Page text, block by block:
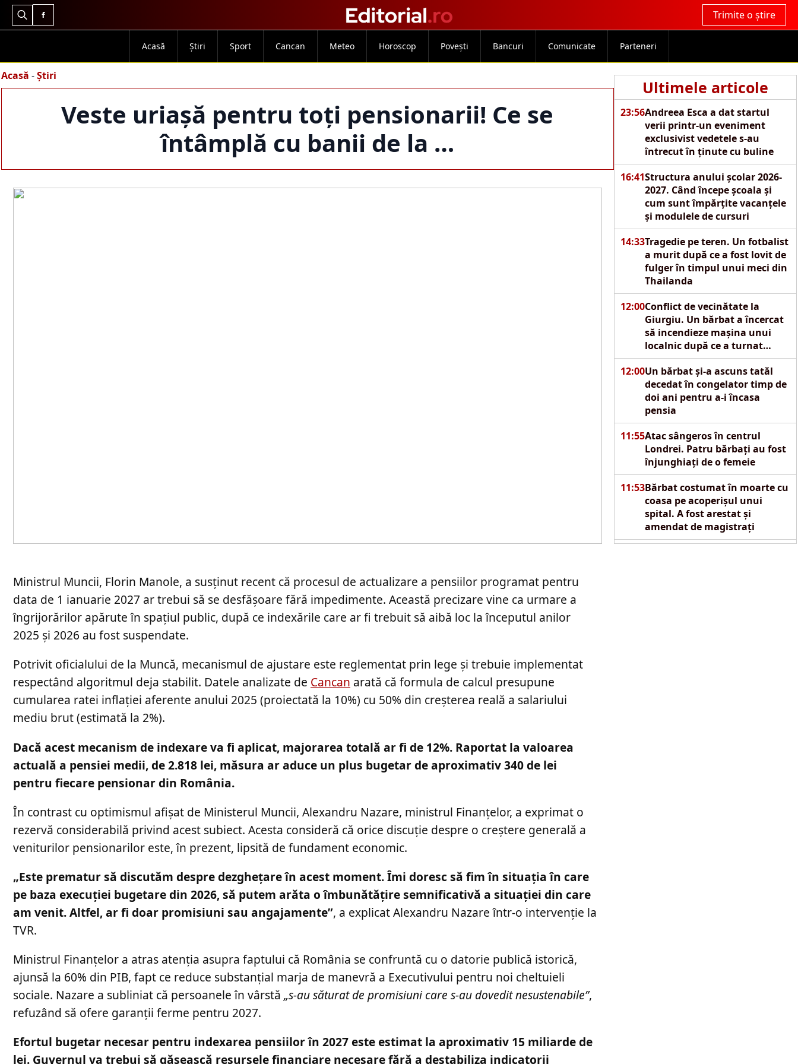
Search
Trimite o știre
Acasă Știri Sport Cancan Meteo Horoscop Povești Bancuri Comunicate Parteneri
Acasă -Știri
Veste uriașă pentru toți pensionarii! Ce se
întâmplă cu banii de la …
Ultimele articole
23:56Andreea Esca a dat startul
verii printr-un eveniment
exclusivist vedetele s-au
întrecut în ținute cu buline
16:41Structura anului școlar 2026-
2027. Când începe școala și
cum sunt împărțite vacanțele
și modulele de cursuri
14:33Tragedie pe teren. Un fotbalist
a murit după ce a fost lovit de
fulger în timpul unui meci din
Thailanda
12:00Conflict de vecinătate la
Giurgiu. Un bărbat a încercat
să incendieze mașina unui
localnic după ce a turnat
motorină pe autoturism
12:00Un bărbat și-a ascuns tatăl
decedat în congelator timp de
doi ani pentru a-i încasa
pensia
11:55Atac sângeros în centrul
Londrei. Patru bărbați au fost
înjunghiați de o femeie
11:53Bărbat costumat în moarte cu
coasa pe acoperișul unui
spital. A fost arestat și
amendat de magistrați
Ministrul Muncii, Florin Manole, a susținut recent că procesul de actualizare a pensiilor programat pentru
data de 1 ianuarie 2027 ar trebui să se desfășoare fără impedimente. Această precizare vine ca urmare a
îngrijorărilor apărute în spațiul public, după ce indexările care ar fi trebuit să aibă loc la începutul anilor
2025 și 2026 au fost suspendate.
Potrivit oficialului de la Muncă, mecanismul de ajustare este reglementat prin lege și trebuie implementat
respectând algoritmul deja stabilit. Datele analizate de Cancan arată că formula de calcul presupune
cumularea ratei inflației aferente anului 2025 (proiectată la 10%) cu 50% din creșterea reală a salariului
mediu brut (estimată la 2%).
Dacă acest mecanism de indexare va fi aplicat, majorarea totală ar fi de 12%. Raportat la valoarea
actuală a pensiei medii, de 2.818 lei, măsura ar aduce un plus bugetar de aproximativ 340 de lei
pentru fiecare pensionar din România.
În contrast cu optimismul afișat de Ministerul Muncii, Alexandru Nazare, ministrul Finanțelor, a exprimat o
rezervă considerabilă privind acest subiect. Acesta consideră că orice discuție despre o creștere generală a
veniturilor pensionarilor este, în prezent, lipsită de fundament economic.
„Este prematur să discutăm despre dezghețare în acest moment. Îmi doresc să fim în situația în care
pe baza execuției bugetare din 2026, să putem arăta o îmbunătățire semnificativă a situației din care
am venit. Altfel, ar fi doar promisiuni sau angajamente”, a explicat Alexandru Nazare într-o intervenție la
TVR.
Ministrul Finanțelor a atras atenția asupra faptului că România se confruntă cu o datorie publică istorică,
ajunsă la 60% din PIB, fapt ce reduce substanțial marja de manevră a Executivului pentru noi cheltuieli
sociale. Nazare a subliniat că persoanele în vârstă „s-au săturat de promisiuni care s-au dovedit nesustenabile”,
refuzând să ofere garanții ferme pentru 2027.
Efortul bugetar necesar pentru indexarea pensiilor în 2027 este estimat la aproximativ 15 miliarde de
lei. Guvernul va trebui să găsească resursele financiare necesare fără a destabiliza indicatorii